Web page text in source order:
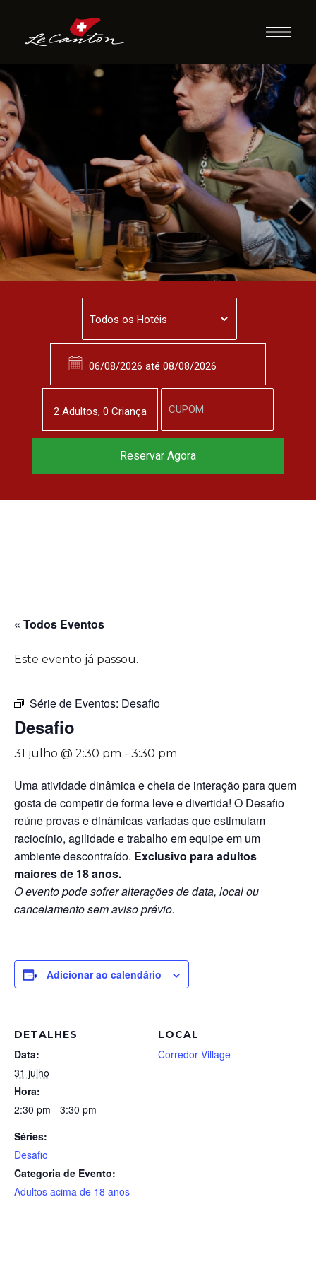
Desafio
« Todos Eventos
Este evento já passou.
Série de Eventos: Desafio
Desafio
31 julho @ 2:30 pm - 3:30 pm
Uma atividade dinâmica e cheia de interação para quem
gosta de competir de forma leve e divertida! O Desafio
reúne provas e dinâmicas variadas que estimulam
raciocínio, agilidade e trabalho em equipe em um
ambiente descontraído. Exclusivo para adultos
maiores de 18 anos.
O evento pode sofrer alterações de data, local ou
cancelamento sem aviso prévio.
Adicionar ao calendário
DETALHES
Data:
31 julho
Hora:
2:30 pm - 3:30 pm
Séries:
Desafio
Categoria de Evento:
Adultos acima de 18 anos
LOCAL
Corredor Village
2 Adultos, 0 Criança
Reserve agora, com
Reservar Agora